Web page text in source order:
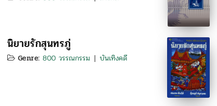
นิยายรักสุนทรภู่
Genre: 800 วรรณกรรม | บันเทิงคดี